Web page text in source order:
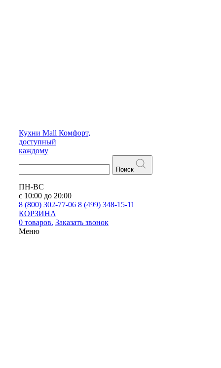
Кухни Mall Комфорт,
доступный
каждому
Поиск
ПН-ВС
с 10:00 до 20:00
8 (800) 302-77-06 8 (499) 348-15-11
КОРЗИНА
0 товаров. Заказать звонок
Меню